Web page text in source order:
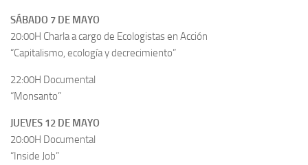
SÁBADO 7 DE MAYO
20:00H Charla a cargo de Ecologistas en Acción
“Capitalismo, ecología y decrecimiento”
22:00H Documental
“Monsanto”
JUEVES 12 DE MAYO
20:00H Documental
“Inside Job”